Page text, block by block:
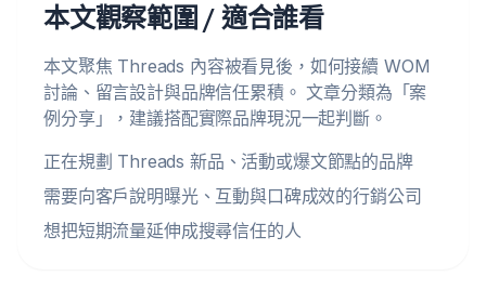
本文觀察範圍 / 適合誰看
本文聚焦 Threads 內容被看見後，如何接續 WOM
討論、留言設計與品牌信任累積。 文章分類為「案
例分享」，建議搭配實際品牌現況一起判斷。
正在規劃 Threads 新品、活動或爆文節點的品牌
需要向客戶說明曝光、互動與口碑成效的行銷公司
想把短期流量延伸成搜尋信任的人